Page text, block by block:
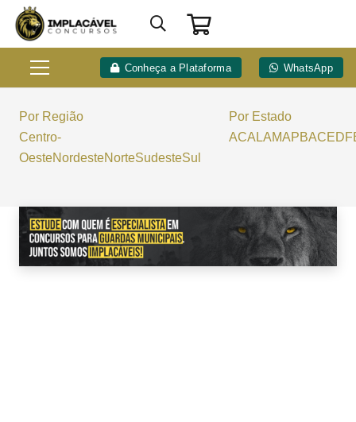
Conheça a Plataforma WhatsApp
Por Região
Centro-
OesteNordesteNorteSudesteSul
Por Estado
ACALAMAPBACEDF